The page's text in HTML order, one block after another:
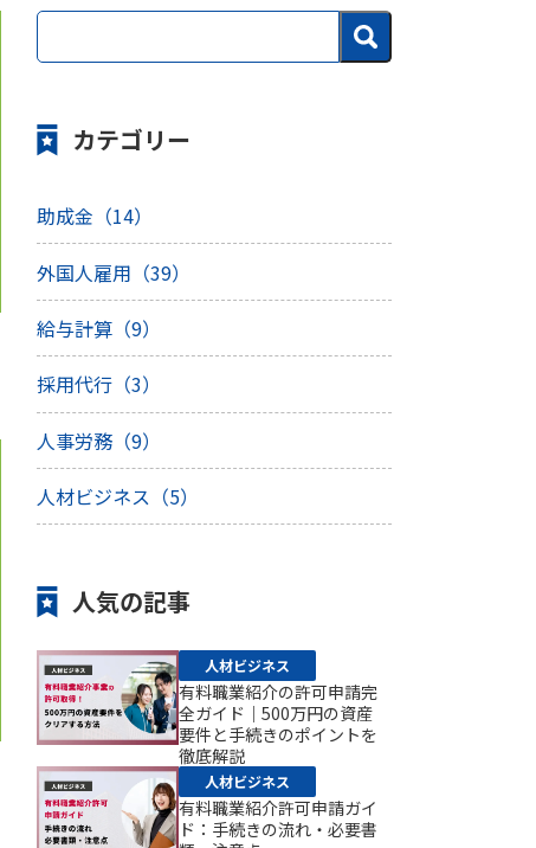
カテゴリー
助成金（14）
外国人雇用（39）
給与計算（9）
採用代行（3）
人事労務（9）
人材ビジネス（5）
人気の記事
人材ビジネス
有料職業紹介の許可申請完
全ガイド｜500万円の資産
要件と手続きのポイントを
徹底解説
人材ビジネス
有料職業紹介許可申請ガイ
ド：手続きの流れ・必要書